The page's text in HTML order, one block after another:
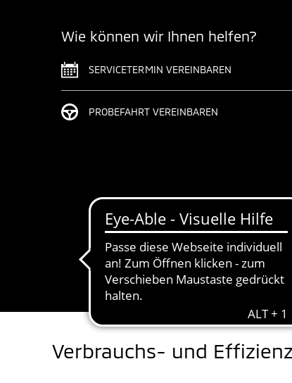
Wie können wir Ihnen helfen?
SERVICETERMIN VEREINBAREN
PROBEFAHRT VEREINBAREN
Verbrauchs- und